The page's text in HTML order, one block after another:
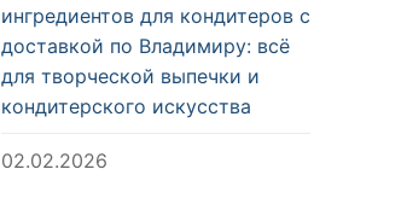
ингредиентов для кондитеров с
доставкой по Владимиру: всё
для творческой выпечки и
кондитерского искусства
02.02.2026